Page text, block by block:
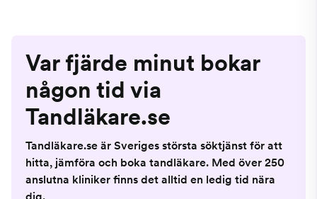
Var fjärde minut bokar
någon tid via
Tandläkare.se
Tandläkare.se är Sveriges största söktjänst för att
hitta, jämföra och boka tandläkare. Med över 250
anslutna kliniker finns det alltid en ledig tid nära